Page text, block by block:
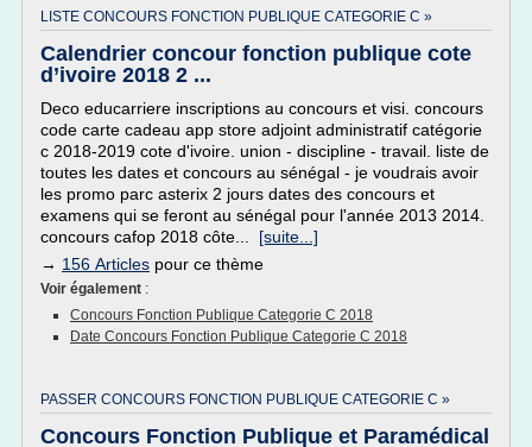
LISTE CONCOURS FONCTION PUBLIQUE CATEGORIE C »
Calendrier concour fonction publique cote
d’ivoire 2018 2 ...
Deco educarriere inscriptions au concours et visi. concours
code carte cadeau app store adjoint administratif catégorie
c 2018-2019 cote d'ivoire. union - discipline - travail. liste de
toutes les dates et concours au sénégal - je voudrais avoir
les promo parc asterix 2 jours dates des concours et
examens qui se feront au sénégal pour l'année 2013 2014.
concours cafop 2018 côte... [suite...]
→ 156 Articles pour ce thème
Voir également :
Concours Fonction Publique Categorie C 2018
Date Concours Fonction Publique Categorie C 2018
PASSER CONCOURS FONCTION PUBLIQUE CATEGORIE C »
Concours Fonction Publique et Paramédical